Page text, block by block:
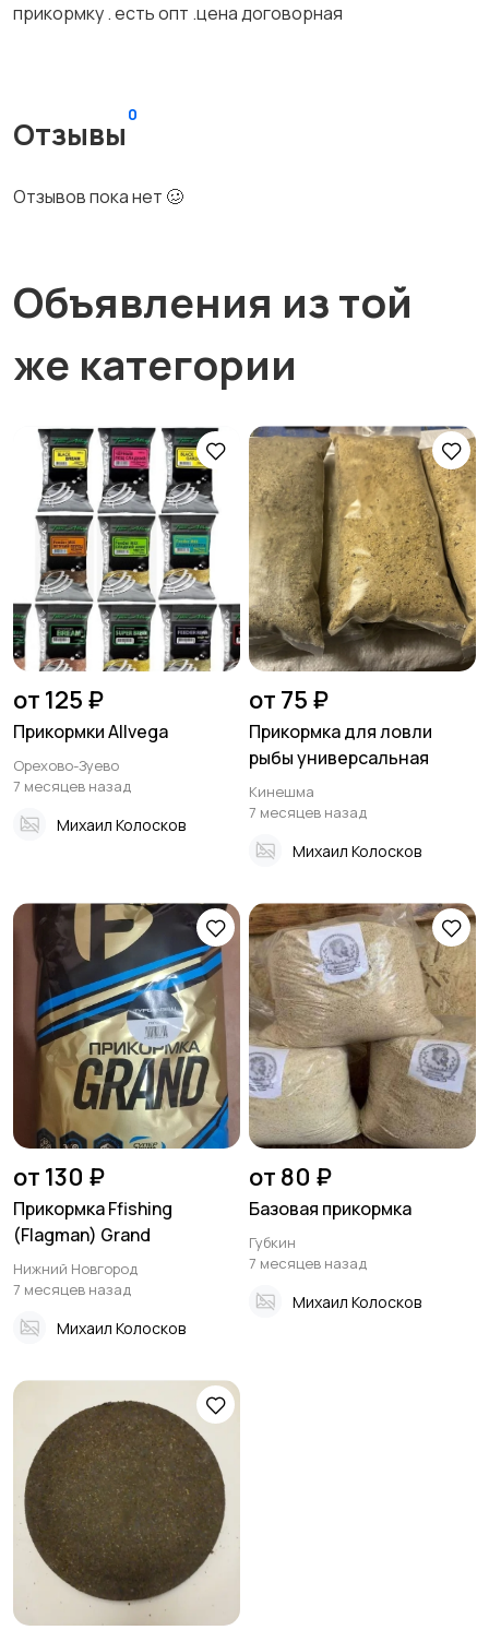
прикормку . есть опт .цена договорная
Отзывы
0
Отзывов пока нет 🥴
Объявления из той
же категории
от 125 ₽
Прикормки Allvega
Орехово-Зуево
7 месяцев назад
Михаил Колосков
от 75 ₽
Прикормка для ловли
рыбы универсальная
Кинешма
7 месяцев назад
Михаил Колосков
от 130 ₽
Прикормка Ffishing
(Flagman) Grand
Нижний Новгород
7 месяцев назад
Михаил Колосков
от 80 ₽
Базовая прикормка
Губкин
7 месяцев назад
Михаил Колосков